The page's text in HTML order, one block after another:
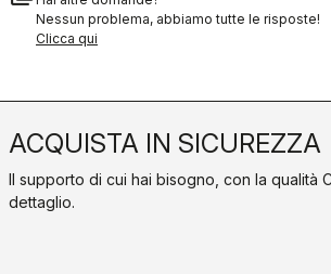
Nessun problema, abbiamo tutte le risposte!
Clicca qui
ACQUISTA IN SICUREZZA
Il supporto di cui hai bisogno, con la qualità
dettaglio.